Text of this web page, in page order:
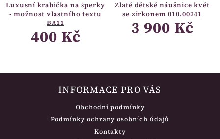
Luxusní krabička na šperky
- možnost vlastního textu
BA11
400 Kč
Zlaté dětské náušnice květ
se zirkonem 010.00241
3 900 Kč
INFORMACE PRO VÁS
Obchodní podmínky
Podmínky ochrany osobních údajů
Kontakty